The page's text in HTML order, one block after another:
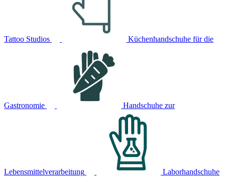
Tattoo Studios Küchenhandschuhe für die
Gastronomie Handschuhe zur
Lebensmittelverarbeitung Laborhandschuhe